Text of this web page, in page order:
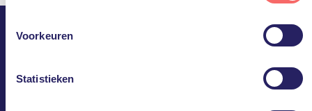
U kunt deze toestemming eenvoudig geven door op “Alles
accepteren” te klikken. Indien u hiermee niet akkoord gaat,
kunt u het gebruik van niet-essentiële diensten
kunt u ook de voorkeuren voor individuele diensten
Voorkeuren
Statistieken
Ineens doet IT er niet meer